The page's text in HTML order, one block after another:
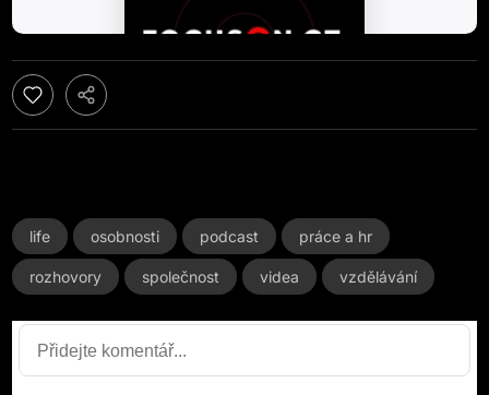
life osobnosti podcast práce a hr
rozhovory společnost videa vzdělávání